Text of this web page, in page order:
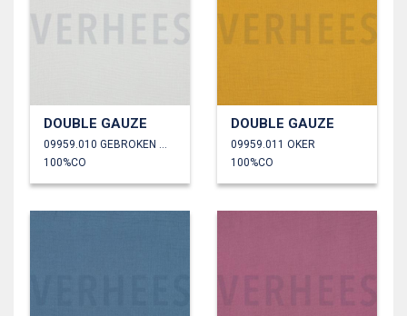
DOUBLE GAUZE
09959.010 GEBROKEN WIT
100%CO
DOUBLE GAUZE
09959.011 OKER
100%CO